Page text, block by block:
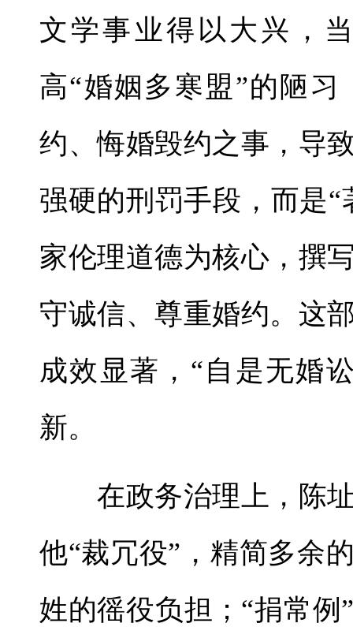
文学事业得以大兴，
高“婚姻多寒盟”的陋
约、悔婚毁约之事，导
强硬的刑罚手段，而是
家伦理道德为核心，撰
守诚信、尊重婚约。这
成效显著，“自是无婚
新。
在政务治理上，陈址
他“裁冗役”，精简多余
姓的徭役负担；“捐常